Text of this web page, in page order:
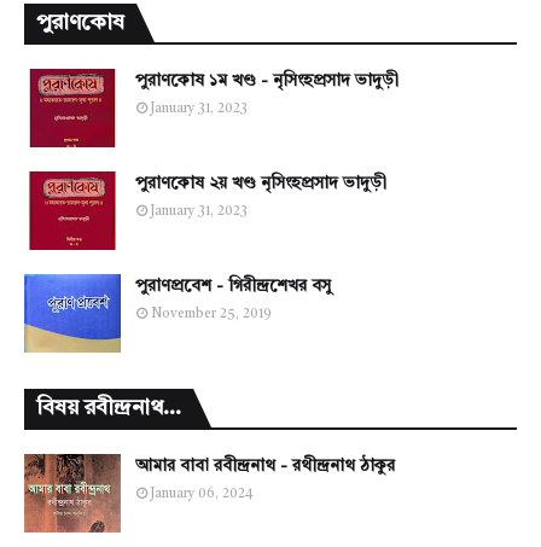
পুরাণকোষ
পুরাণকোষ ১ম খণ্ড - নৃসিংহপ্রসাদ ভাদুড়ী
January 31, 2023
পুরাণকোষ ২য় খণ্ড নৃসিংহপ্রসাদ ভাদুড়ী
January 31, 2023
পুরাণপ্রবেশ - গিরীন্দ্রশেখর বসু
November 25, 2019
বিষয় রবীন্দ্রনাথ...
আমার বাবা রবীন্দ্রনাথ - রথীন্দ্রনাথ ঠাকুর
January 06, 2024